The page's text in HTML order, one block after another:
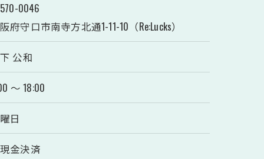
0046
府守口市南寺方北通1-11-10（Re:Lucks）
公和
〜 18:00
日
金決済